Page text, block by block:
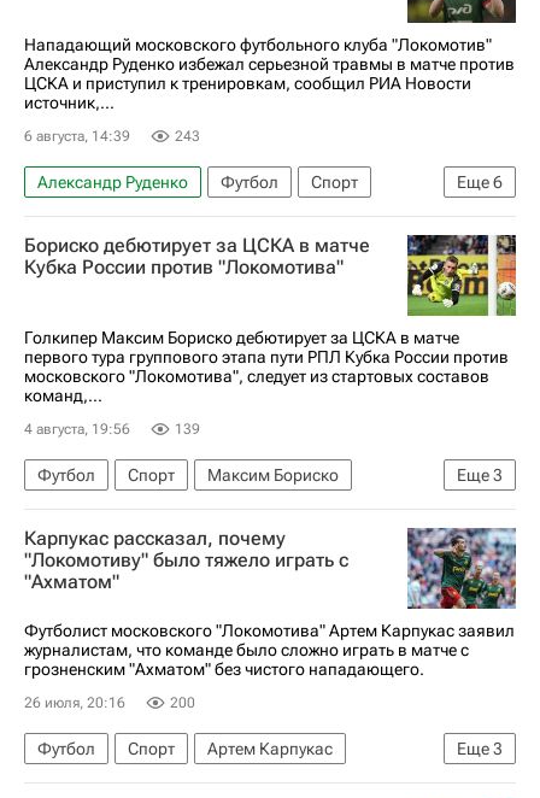
Нападающий московского футбольного клуба "Локомотив"
Александр Руденко избежал серьезной травмы в матче против
ЦСКА и приступил к тренировкам, сообщил РИА Новости
источник,...
6 августа, 14:39 243
Еще6
Александр Руденко Футбол
Спорт
Зелимхан Бакаев
ПФК ЦСКА
Локомотив (Москва)
Акрон (Тольятти)
РПЛ 2026-2027 (Чемпионат России по футболу)
Кубок России по футболу
Бориско дебютирует за ЦСКА в матче
Кубка России против "Локомотива"
Голкипер Максим Бориско дебютирует за ЦСКА в матче
первого тура группового этапа пути РПЛ Кубка России против
московского "Локомотива", следует из стартовых составов
команд,...
4 августа, 19:56 139
Еще3
Футбол Спорт
Максим Бориско
ПФК ЦСКА
Локомотив (Москва)
РПЛ 2026-2027 (Чемпионат России по футболу)
Карпукас рассказал, почему
"Локомотиву" было тяжело играть с
"Ахматом"
Футболист московского "Локомотива" Артем Карпукас заявил
журналистам, что команде было сложно играть в матче с
грозненским "Ахматом" без чистого нападающего.
26 июля, 20:16 200
Еще3
Футбол Спорт
Артем Карпукас
Локомотив (Москва)
Ахмат